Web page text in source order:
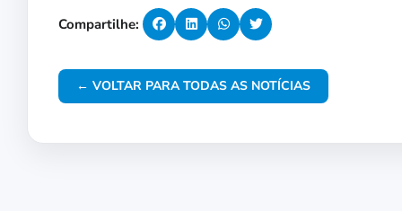
Compartilhe:
← VOLTAR PARA TODAS AS NOTÍCIAS